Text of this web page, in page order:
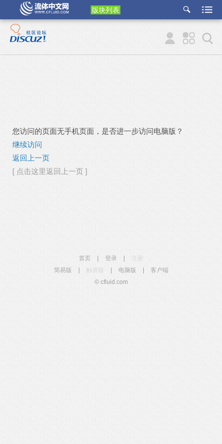
版块列表
etu
p
您访问的页面无手机页面，是否进一步访问电脑版？
继续访问
返回上一页
[ 点击这里返回上一页 ]
首页 登录
简易版
触屏版 电脑版
客户端
© cfluid.com